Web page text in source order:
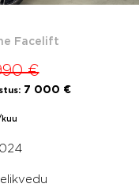
Facelift
€
7 000 €